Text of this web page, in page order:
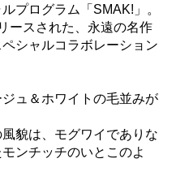
プログラム「SMAK!」。
ースされた、永遠の名作
シャルコラボレーション
ュ＆ホワイトの毛並みが
貌は、モグワイでありな
ンチッチのいとこのよ